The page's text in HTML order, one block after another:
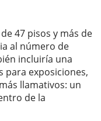
47 pisos y más de
al número de
incluiría una
para exposiciones,
llamativos: un
de la